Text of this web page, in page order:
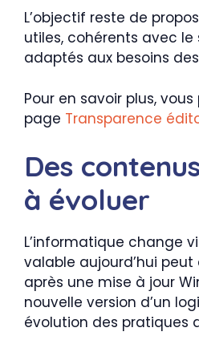
L’objectif reste de
utiles, cohérents avec
adaptés aux besoins
Pour en savoir plus,
page Transparence
Des
à évoluer
L’informatique change
valable aujourd’hui
après une mise à jour
nouvelle version d’un
évolution des pratiques